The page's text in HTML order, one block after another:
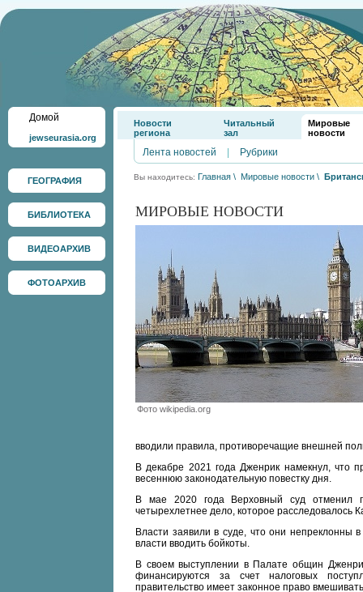
Домой
jewseurasia.org
ГЕОГРАФИЯ
БИБЛИОТЕКА
ВИДЕОАРХИВ
ФОТОАРХИВ
Новости
региона
Читальный
зал
Мировые
новости
Лента новостей Рубрики
Вы находитесь: Главная \ Мировые новости \
МИРОВЫЕ НОВОСТИ
Фото wikipedia.org
вводили правила, противоречащие внешней
В декабре 2021 года Дженрик намекнул, что
весеннюю законодательную повестку дня.
В мае 2020 года Верховный суд отменил
четырехлетнее дело, которое расследовалось
Власти заявили в суде, что они непреклонны
власти вводить бойкоты.
В своем выступлении в Палате общин
финансируются за счет налоговых
правительство имеет законное право